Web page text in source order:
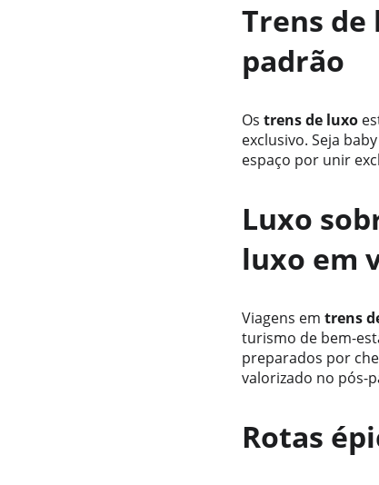
Trens
padrão
Os trens de luxo
exclusivo. Seja
espaço por unir
Luxo
luxo em
Viagens em trens
turismo de bem-
preparados por
valorizado no pós-
Rotas